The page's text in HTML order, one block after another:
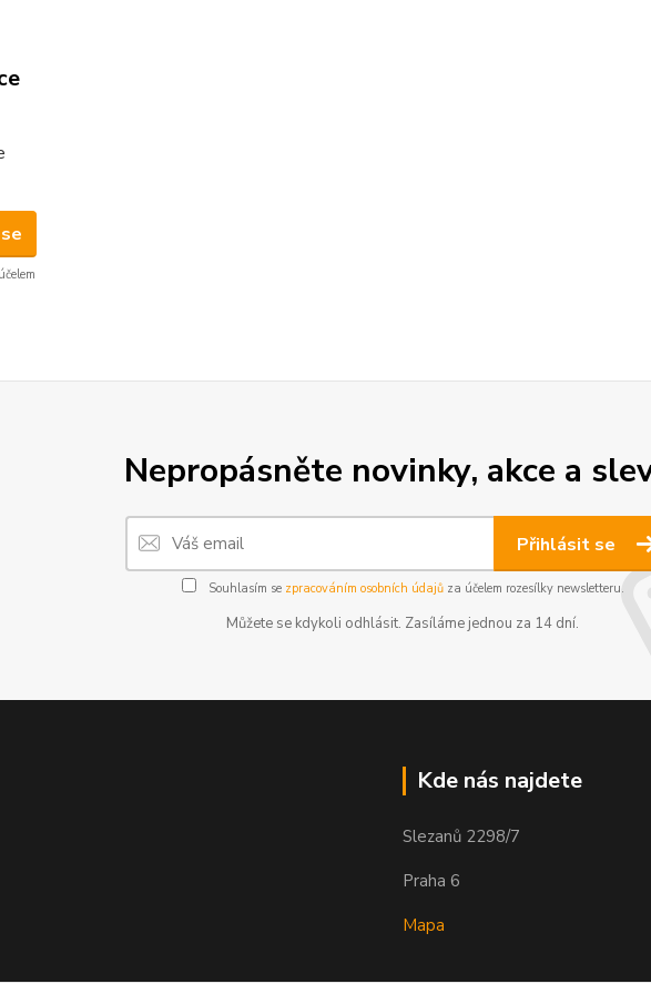
Nepropásněte novinky, akce a
Přihlásit se
Souhlasím se zpracováním osobních údajůza účelem rozesílky newsletteru.
Můžete se kdykoli odhlásit. Zasíláme jednou za 14 dní.
Kde nás najdete
Slezanů 2298/7
Praha 6
Mapa